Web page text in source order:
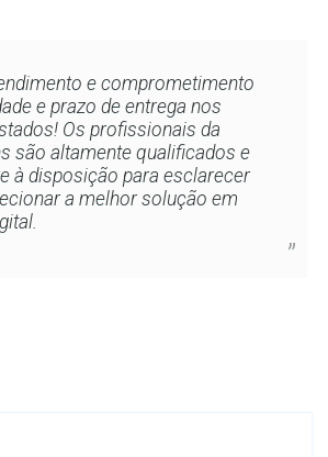
e comprometimento
e prazo de entrega nos
Os profissionais da
são altamente qualificados e
à disposição para esclarecer
a melhor solução em